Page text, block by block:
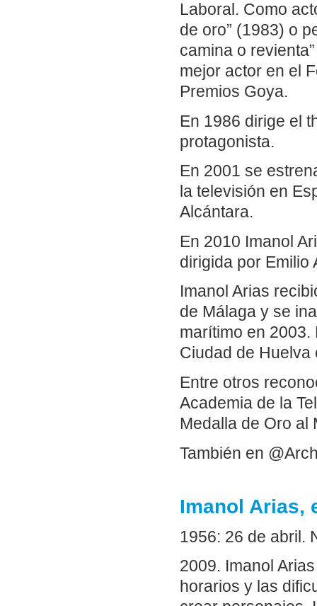
Laboral. Como
de oro” (1983) o
camina o
mejor actor en el
Premios Goya.
En 1986 dirige el
protagonista.
En 2001 se
la televisión en
Alcántara.
En 2010 Imanol
dirigida por Emilio
Imanol Arias
de Málaga y se
marítimo en
Ciudad de Huelva
Entre otros
Academia de la
Medalla de Oro al
También en
Imanol Arias,
1956: 26 de abril.
2009. Imanol
horarios y las